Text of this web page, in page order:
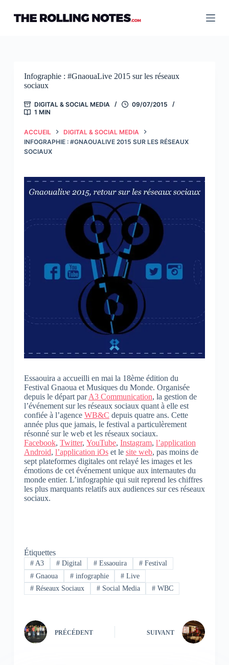
contenu
Infographie : #GnaouaLive 2015 sur les réseaux
sociaux
DIGITAL & SOCIAL MEDIA
09/07/2015
1 MIN
ACCUEIL
DIGITAL & SOCIAL MEDIA
INFOGRAPHIE : #GNAOUALIVE 2015 SUR LES RÉSEAUX
SOCIAUX
Essaouira a accueilli en mai la 18ème édition du
Festival Gnaoua et Musiques du Monde. Organisée
depuis le départ parA3 Communication, la gestion de
l’événement sur les réseaux sociaux quant à elle est
confiée à l’agence WB&C depuis quatre ans. Cette
année plus que jamais, le festival a particulèrement
résonné sur le web et les réseaux sociaux.
Facebook, Twitter, YouTube, Instagram, l’application
Android, l’application iOset le site web, pas moins de
sept plateformes digitales ont relayé les images et les
émotions de cet événement unique aux internautes du
monde entier. L’infographie qui suit reprend les chiffres
les plus marquants relatifs aux audiences sur ces réseaux
sociaux.
Étiquettes
#A3 #Digital # Essaouira # Festival
#Gnaoua #infographie # Live
#Réseaux Sociaux #Social Media # WBC
PRÉCÉDENT SUIVANT